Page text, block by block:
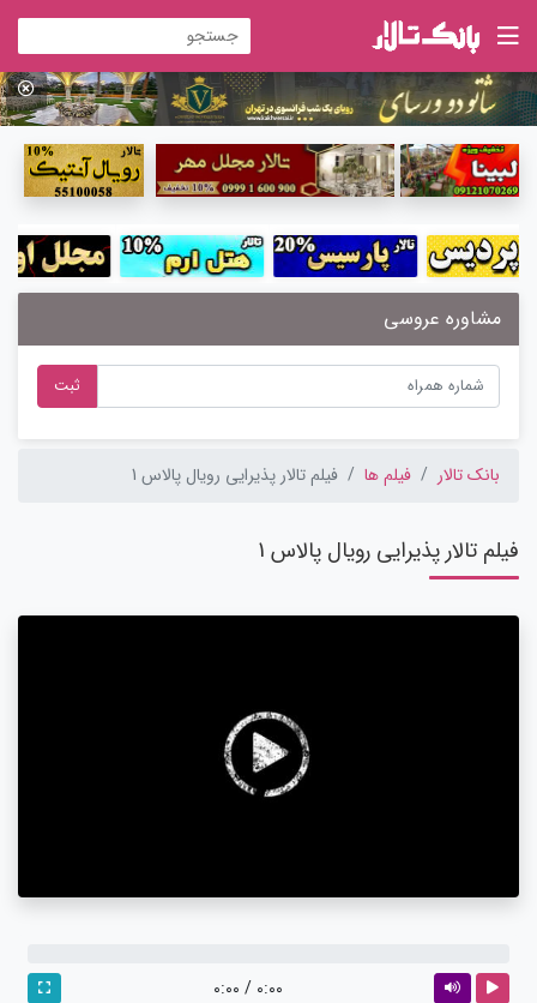
مشاوره عروسی
ثبت
بانک تالار فیلم ها فیلم تالار پذیرایی رویال پالاس 1
فیلم تالار پذیرایی رویال پالاس 1
0:00
/
0:00